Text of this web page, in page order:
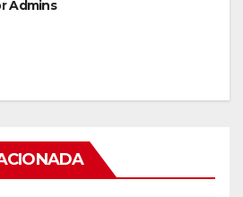
Admins